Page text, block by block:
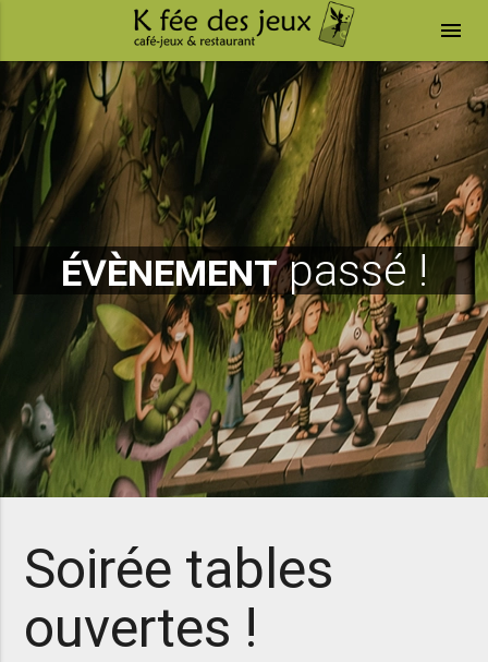
menu
évènementpassé !
Soirée tables
ouvertes !